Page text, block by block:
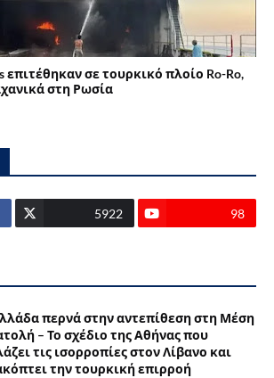
επιτέθηκαν σε τουρκικό πλοίο Ro-Ro,
στη Ρωσία
5922 98
περνά στην αντεπίθεση στη Μέση
– Το σχέδιο της Αθήνας που
τις ισορροπίες στον Λίβανο και
την τουρκική επιρροή